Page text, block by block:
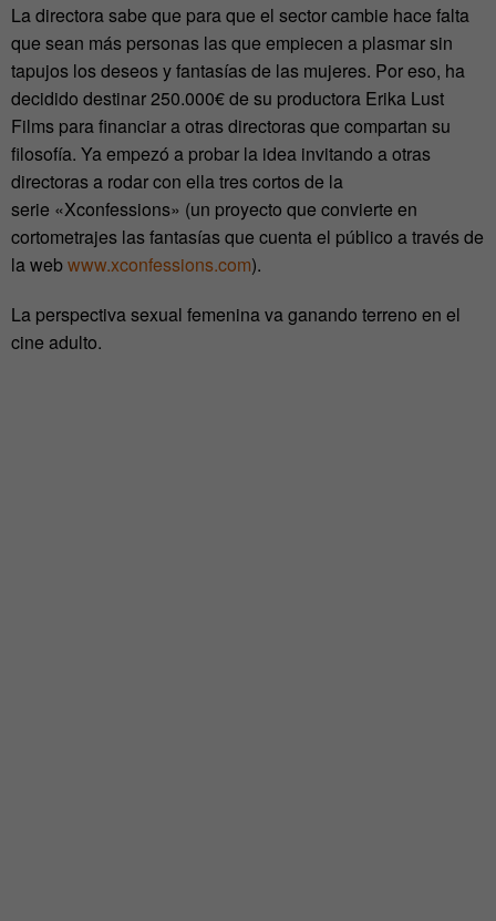
La directora sabe que para que el sector cambie hace falta
que sean más personas las que empiecen a plasmar sin
tapujos los deseos y fantasías de las mujeres. Por eso, ha
decidido destinar 250.000€ de su productora Erika Lust
Films para financiar a otras directoras que compartan su
filosofía. Ya empezó a probar la idea invitando a otras
directoras a rodar con ella tres cortos de la
serie «Xconfessions» (un proyecto que convierte en
cortometrajes las fantasías que cuenta el público a través de
la webwww.xconfessions.com).
La perspectiva sexual femenina va ganando terreno en el
cine adulto.